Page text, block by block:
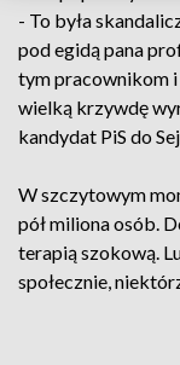
- To była
pod egidą pana
tym pracownikom
wielką krzywdę
kandydat PiS do
W szczytowym
pół miliona osób.
terapią szokową.
społecznie,